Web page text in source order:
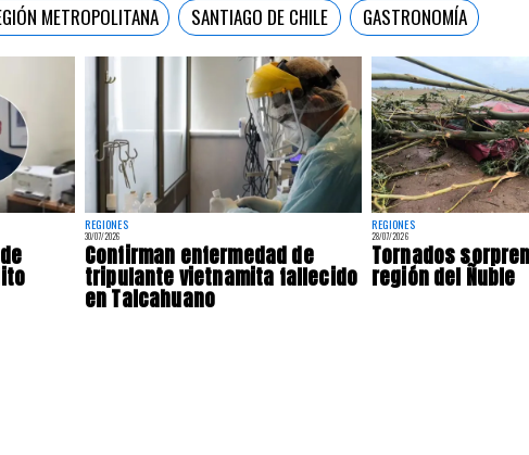
REGIONES
30/07/2026
Confirman enfermedad de
tripulante vietnamita fallecido
en Talcahuano
REGIONES
28/07/2026
Tornados
región del Ñuble
METROPOLITANA SANTIAGO DE CHILE GASTRONOMÍA